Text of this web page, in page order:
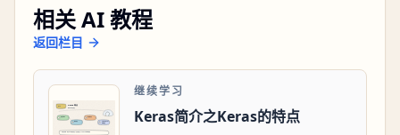
相关 AI 教程
返回栏目
继续学习
Keras简介之Keras的特点